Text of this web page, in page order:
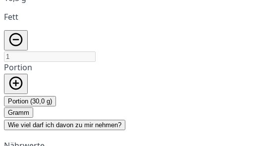
Fett
Portion
Portion (30,0 g)
Gramm
Wie viel darf ich davon zu mir nehmen?